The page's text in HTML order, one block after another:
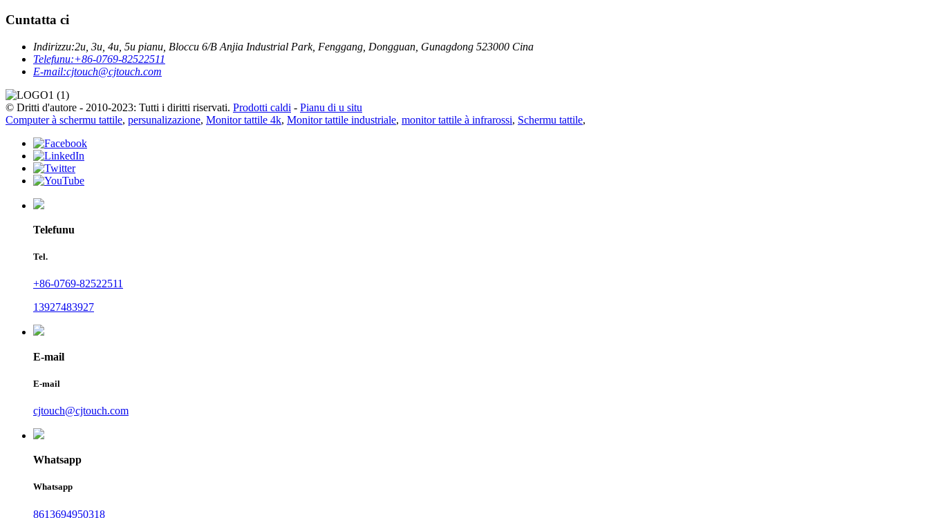
Cuntatta ci
Indirizzu:2u, 3u, 4u, 5u pianu, Bloccu 6/B Anjia Industrial Park, Fenggang, Dongguan, Gunagdong 523000 Cina
Telefunu:+86-0769-82522511
E-mail:cjtouch@cjtouch.com
© Dritti d'autore - 2010-2023: Tutti i diritti riservati. Prodotti caldi - Pianu di u situ
Computer à schermu tattile, persunalizazione, Monitor tattile 4k, Monitor tattile industriale, monitor tattile à infrarossi, Schermu tattile,
Telefunu
Tel.
+86-0769-82522511
13927483927
E-mail
E-mail
cjtouch@cjtouch.com
Whatsapp
Whatsapp
8613694950318